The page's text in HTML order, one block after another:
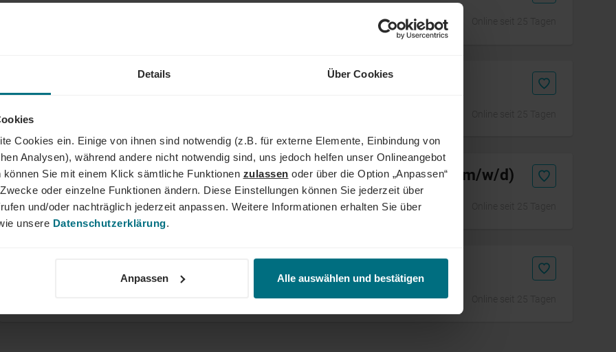
Details Über Cookies
Cookies ein. Einige von ihnen sind notwendig (z.B. für externe Elemente, Einbindung von
Analysen), während andere nicht notwendig sind, uns jedoch helfen unser Onlineangebot
Sie mit einem Klick sämtliche Funktionen zulassen oder über die Option „Anpassen“
oder einzelne Funktionen ändern. Diese Einstellungen können Sie jederzeit über
und/oder nachträglich jederzeit anpassen. Weitere Informationen erhalten Sie über
unsere Datenschutzerklärung.
Anpassen Alle auswählen und bestätigen
BMW VIP Flottenfahrer (m/w/d)
Referent Logistik Supply Chain Management Retrofit Projects (m/w/d)
Arbeitnehmerüberlassung Professional Frankfurt am Main
Marburg